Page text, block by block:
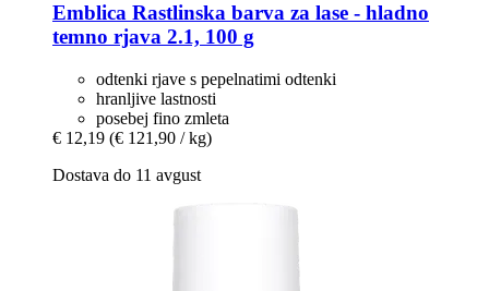
Emblica Rastlinska barva za lase -​ hladno
temno rjava 2.1, 100 g
odtenki rjave s pepelnatimi odtenki
hranljive lastnosti
posebej fino zmleta
€ 12,19 (€ 121,90 / kg)
Dostava do 11 avgust